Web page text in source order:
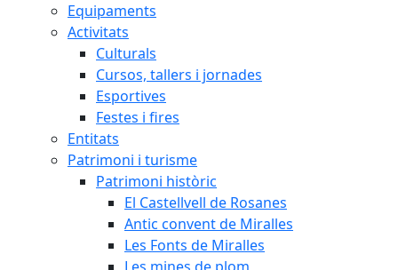
Equipaments
Activitats
Culturals
Cursos, tallers i jornades
Esportives
Festes i fires
Entitats
Patrimoni i turisme
Patrimoni històric
El Castellvell de Rosanes
Antic convent de Miralles
Les Fonts de Miralles